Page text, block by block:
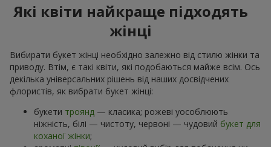
Які квіти найкраще підходять
жінці
Вибирати букет жінці необхідно залежно від стилю жінки та
приводу. Втім, є такі квіти, які подобаються майже всім. Ось
декілька універсальних рішень від наших досвідчених
флористів, як вибрати букет жінці:
букети троянд — класика; рожеві уособлюють
ніжність, білі — чистоту, червоні — чудовий букет для
коханої жінки;